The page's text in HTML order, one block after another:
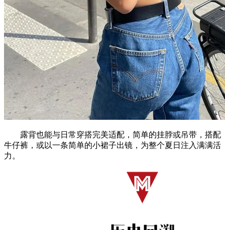
露背也能与日常穿搭完美适配，简单的挂脖或吊带，搭配
牛仔裤，或以一条简单的小裙子出镜，为整个夏日注入满满活
力。